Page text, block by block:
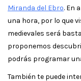
Miranda del Ebro. En
una hora, por lo que
medievales será
proponemos
podrás programar
También te puede